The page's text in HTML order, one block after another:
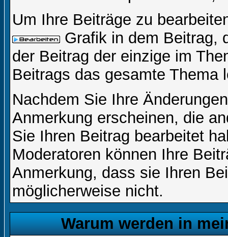
Um Ihre Beiträge zu
Grafik in dem Beitrag,
der Beitrag der einzige im
Beitrags das gesamte Thema
Nachdem Sie Ihre
Anmerkung erscheinen, die
Sie Ihren Beitrag bearbeitet
Moderatoren können Ihre
Anmerkung, dass sie Ihren
möglicherweise nicht.
Warum werden in